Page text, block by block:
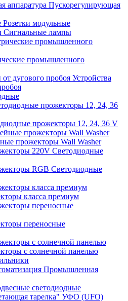
Пускорегулирующая
Розетки модульные
Сигнальные лампы
промышленного
Устройства
прожекторы 12, 24, 36 V
прожекторы Wall Washer
Светодиодные
Светодиодные
класса премиум
переносные
с солнечной панелью
Промышленная